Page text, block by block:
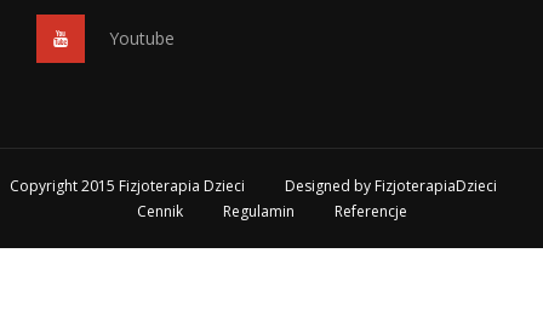
Youtube
Copyright 2015 Fizjoterapia Dzieci Designed by FizjoterapiaDzieci
Cennik
Regulamin Referencje